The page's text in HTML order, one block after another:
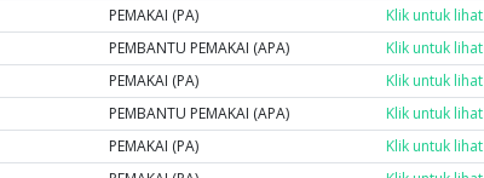
PEMAKAI (PA) Klik untuk lihat
PEMBANTU PEMAKAI (APA) Klik untuk lihat
PEMAKAI (PA) Klik untuk lihat
PEMBANTU PEMAKAI (APA) Klik untuk lihat
PEMAKAI (PA) Klik untuk lihat